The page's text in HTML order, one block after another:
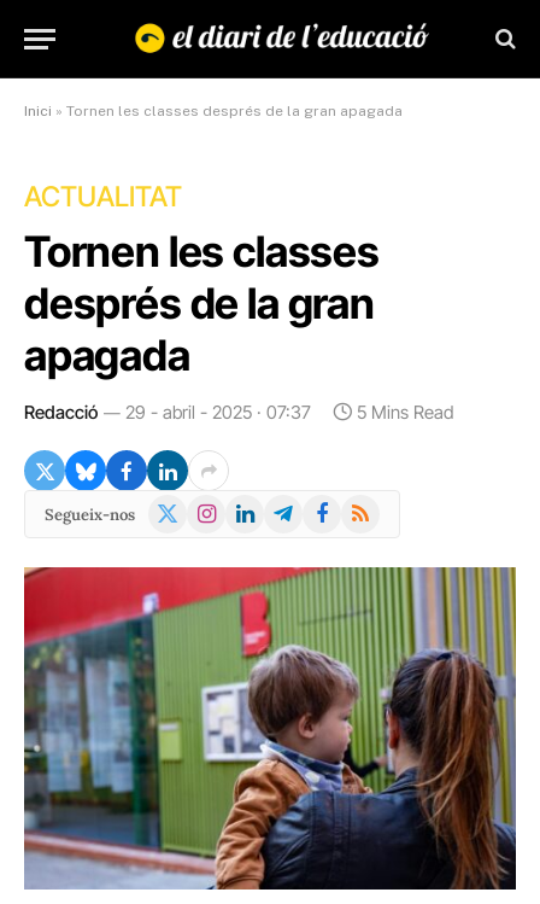
Inici » Tornen les classes després de la gran apagada
ACTUALITAT
Tornen les classes
després de la gran
apagada
Redacció 29 - abril - 2025 · 07:37 5 Mins Read
Segueix-nos
X
Instagram
LinkedInTelegramFacebook
RSS